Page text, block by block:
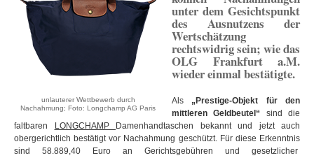
unlauterer Wettbewerb durch
Nachahmung; Foto: Longchamp AG Paris
unter dem Gesichtspunkt
des Ausnutzens der
Wertschätzung
rechtswidrig sein; wie das
OLG Frankfurt a.M.
wieder einmal bestätigte.
Als „Prestige-Objekt für den
mittleren Geldbeutel“ sind die
faltbaren
LONGCHAMP
Damenhandtaschen bekannt und jetzt auch
obergerichtlich bestätigt vor Nachahmung geschützt. Für diese Erkenntnis
sind 58.889,40 Euro an Gerichtsgebühren und gesetzlicher